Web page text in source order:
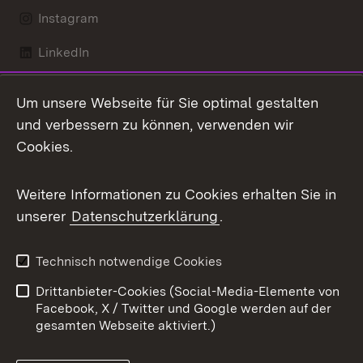
Instagram
LinkedIn
X / Twitter
Youtube
Kontakt
Datenschutz
Barrierefreiheit
Impressum
Cookies
Um unsere Webseite für Sie optimal gestalten
und verbessern zu können, verwenden wir
Cookies.
Weitere Informationen zu Cookies erhalten Sie in
unserer Datenschutzerklärung.
Technisch notwendige Cookies
Drittanbieter-Cookies (Social-Media-Elemente von
Facebook, X / Twitter und Google werden auf der
gesamten Webseite aktiviert.)